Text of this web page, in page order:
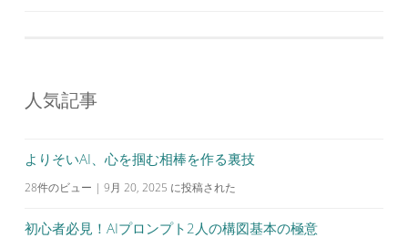
ゲ
ー
ョ
ン
人気記事
よりそいAI、心を掴む相棒を作る裏技
28件のビュー | 9月 20, 2025 に投稿された
初心者必見！AIプロンプト2人の構図基本の極意